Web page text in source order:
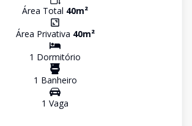
Área Total 40m²
Área Privativa 40m²
1 Dormitório
1 Banheiro
1 Vaga